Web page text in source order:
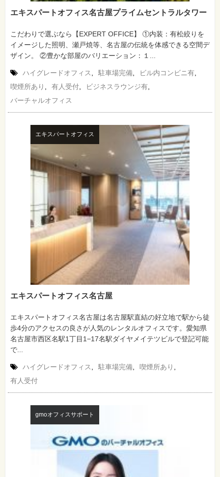
エキスパートオフィス名古屋プライムセントラルタワー
こだわりで選ぶなら【EXPERT OFFICE】 ①内装：有松絞りを
イメージした照明、瀬戸焼等、名古屋の伝統を体感できる空間デ
ザイン。 ②豊かな部屋のバリエーション：１...
ハイグレードオフィス 駐車場完備 ビル内コンビニ有
喫煙所あり
有人受付 ビジネスラウンジ有
バーチャルオフィス
エキスパートオフィス
エキスパートオフィス名古屋
エキスパートオフィス名古屋は名古屋駅直結の好立地で駅から徒
歩4分のアクセスの良さが人気のレンタルオフィスです。愛知県
名古屋市西区名駅1丁目1−17名駅ダイヤメイテツビルで登記可能
で...
ハイグレードオフィス 駐車場完備 喫煙所あり
有人受付
gmoオフィスサポート